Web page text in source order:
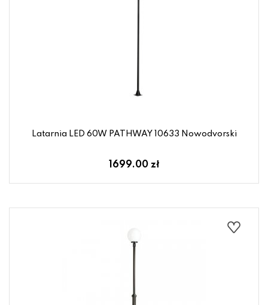
Latarnia LED 60W PATHWAY 10633 Nowodvorski
1699.00 zł